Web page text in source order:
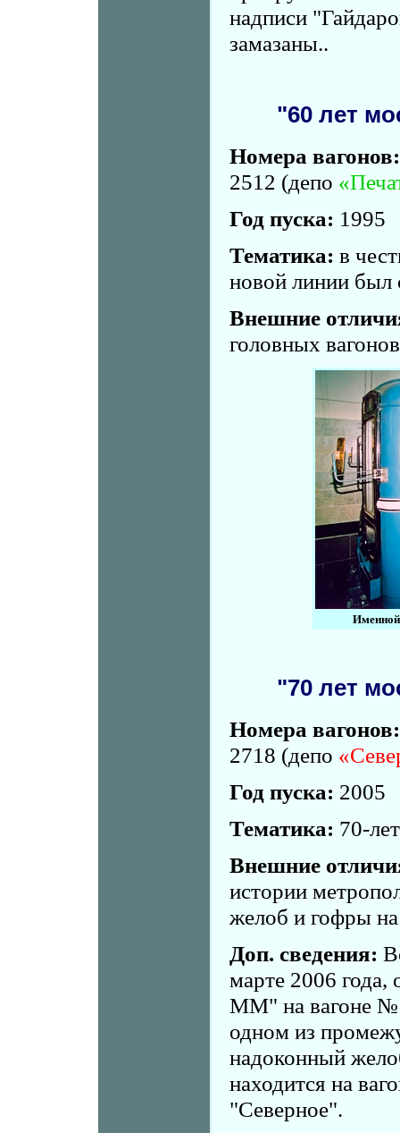
надписи
замазаны..
"60 лет
Номера вагонов:
2512 (депо
Год пуска: 1995
Тематика: в
новой линии был
Внешние
головных
Именной
"70 лет
Номера вагонов:
2718 (депо
Год пуска: 2005
Тематика: 70-
Внешние
истории
желоб и гофры
Доп. сведения:
марте 2006 года,
ММ" на вагоне №
одном из
надоконный
находится на
"Северное".